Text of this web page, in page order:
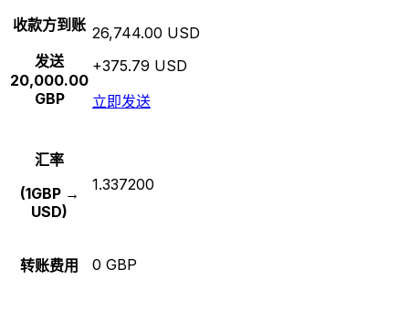
收款方到账
发送
20,000.00
GBP
26,744.00 USD
+375.79 USD
立即发送
汇率
(1GBP →
USD)
1.337200
转账费用 0 GBP